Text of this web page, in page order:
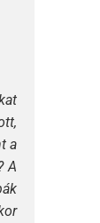
a
A